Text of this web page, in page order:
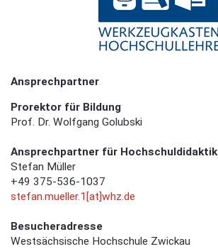
Ansprechpartner
Prorektor für Bildung
Prof. Dr. Wolfgang Golubski
Ansprechpartner für Hochschuldidaktik
Stefan Müller
+49 375-536-1037
stefan.mueller.1[at]whz.de
Besucheradresse
Westsächsische Hochschule Zwickau